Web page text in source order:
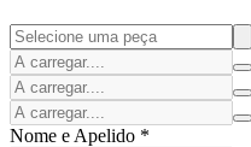
Nome e Apelido *